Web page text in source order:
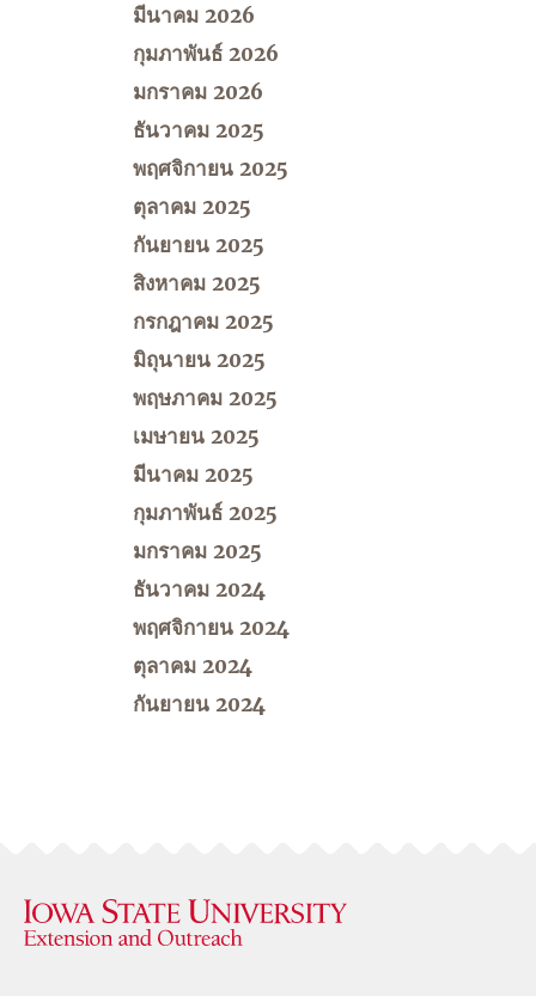
มีนาคม 2026
กุมภาพันธ์ 2026
มกราคม 2026
ธันวาคม 2025
พฤศจิกายน 2025
ตุลาคม 2025
กันยายน 2025
สิงหาคม 2025
กรกฎาคม 2025
มิถุนายน 2025
พฤษภาคม 2025
เมษายน 2025
มีนาคม 2025
กุมภาพันธ์ 2025
มกราคม 2025
ธันวาคม 2024
พฤศจิกายน 2024
ตุลาคม 2024
กันยายน 2024